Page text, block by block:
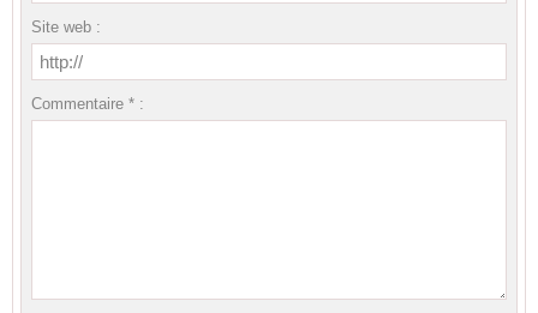
Site web :
Commentaire * :